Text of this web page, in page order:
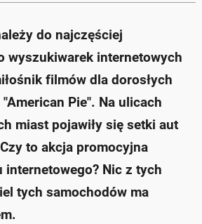
do najczęściej
wyszukiwarek internetowych
filmów dla dorosłych
Pie". Na ulicach
miast pojawiły się setki aut
to akcja promocyjna
internetowego? Nic z tych
tych samochodów ma